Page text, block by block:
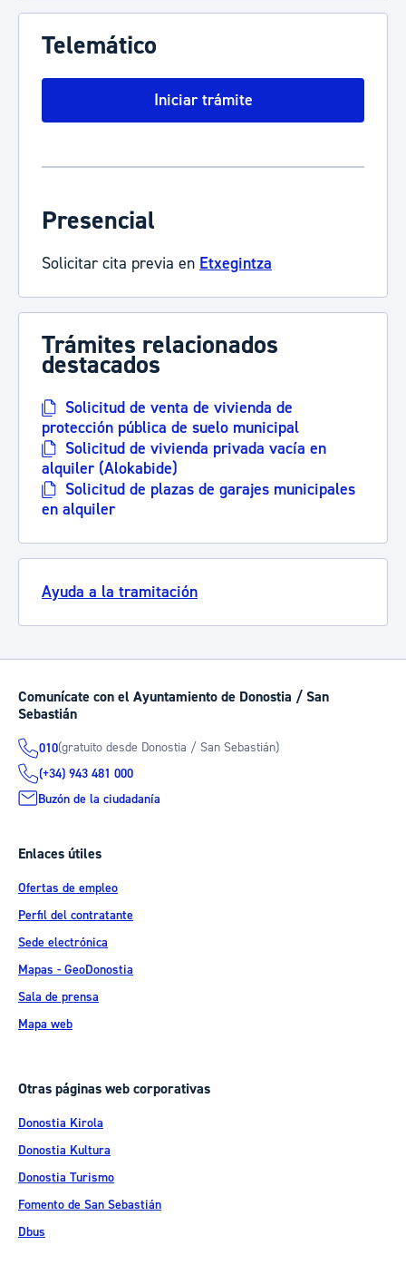
Telemático
Iniciar trámite
Presencial
Solicitar cita previa en Etxegintza
Trámites relacionados
destacados
Solicitud de venta de vivienda de
protección pública de suelo municipal
Solicitud de vivienda privada vacía en
alquiler (Alokabide)
Solicitud de plazas de garajes municipales
en alquiler
Ayuda a la tramitación
Comunícate con el Ayuntamiento de Donostia / San
Sebastián
010(gratuito desde Donostia / San Sebastián)
(+34) 943 481 000
Buzón de la ciudadanía
Enlaces útiles
Ofertas de empleo
Perfil del contratante
Sede electrónica
Mapas - GeoDonostia
Sala de prensa
Mapa web
Otras páginas web corporativas
Donostia Kirola
Donostia Kultura
Donostia Turismo
Fomento de San Sebastián
Dbus